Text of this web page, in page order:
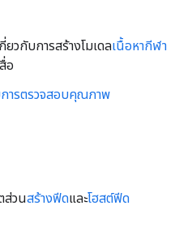
ยวกับการสร้างโมเดลเนื้อหากีฬา
อ
การตรวจสอบคุณภาพ
ส่วนสร้างฟีดและโฮสต์ฟีด